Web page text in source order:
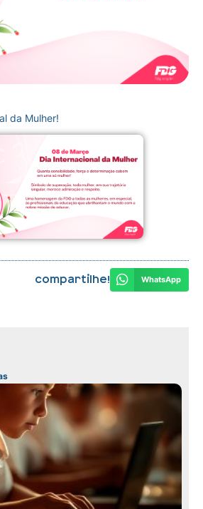
da Mulher!
Compartilhe! WhatsApp